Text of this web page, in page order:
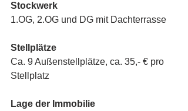
Stockwerk
1.OG, 2.OG und DG mit Dachterrasse
Stellplätze
Ca. 9 Außenstellplätze, ca. 35,- € pro
Stellplatz
Lage der Immobilie